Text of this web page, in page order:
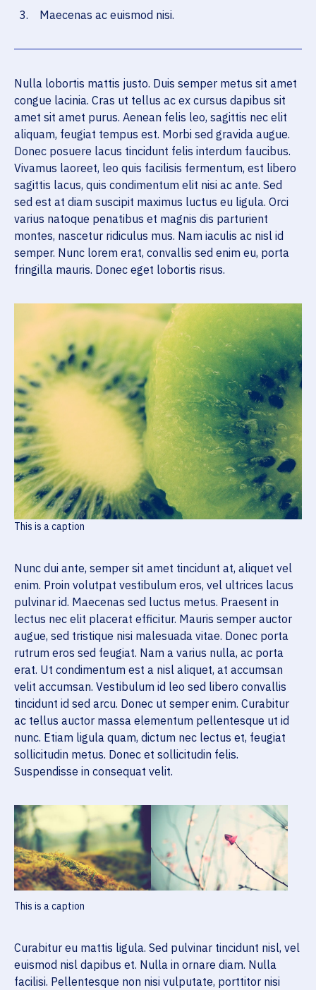
Maecenas ac euismod nisi.
Nulla lobortis mattis justo. Duis semper metus sit amet
congue lacinia. Cras ut tellus ac ex cursus dapibus sit
amet sit amet purus. Aenean felis leo, sagittis nec elit
aliquam, feugiat tempus est. Morbi sed gravida augue.
Donec posuere lacus tincidunt felis interdum faucibus.
Vivamus laoreet, leo quis facilisis fermentum, est libero
sagittis lacus, quis condimentum elit nisi ac ante. Sed
sed est at diam suscipit maximus luctus eu ligula. Orci
varius natoque penatibus et magnis dis parturient
montes, nascetur ridiculus mus. Nam iaculis ac nisl id
semper. Nunc lorem erat, convallis sed enim eu, porta
fringilla mauris. Donec eget lobortis risus.
This is a caption
Nunc dui ante, semper sit amet tincidunt at, aliquet vel
enim. Proin volutpat vestibulum eros, vel ultrices lacus
pulvinar id. Maecenas sed luctus metus. Praesent in
lectus nec elit placerat efficitur. Mauris semper auctor
augue, sed tristique nisi malesuada vitae. Donec porta
rutrum eros sed feugiat. Nam a varius nulla, ac porta
erat. Ut condimentum est a nisl aliquet, at accumsan
velit accumsan. Vestibulum id leo sed libero convallis
tincidunt id sed arcu. Donec ut semper enim. Curabitur
ac tellus auctor massa elementum pellentesque ut id
nunc. Etiam ligula quam, dictum nec lectus et, feugiat
sollicitudin metus. Donec et sollicitudin felis.
Suspendisse in consequat velit.
This is a caption
Curabitur eu mattis ligula. Sed pulvinar tincidunt nisl, vel
euismod nisl dapibus et. Nulla in ornare diam. Nulla
facilisi. Pellentesque non nisi vulputate, porttitor nisi